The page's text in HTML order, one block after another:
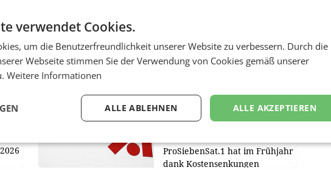
MARKETING & MEDIA
Gewinn
UNTERFÖHRING/MAILAND/
ProSiebenSat.1 hat im Frühjahr
dank Kostensenkungen
verwendet Cookies.
um die Benutzerfreundlichkeit unserer Website zu verbessern. Durch die
Webseite stimmen Sie der Verwendung von Cookies gemäß unserer
Weitere Informationen
ALLE AKZEPTIEREN
ALLE ABLEHNEN